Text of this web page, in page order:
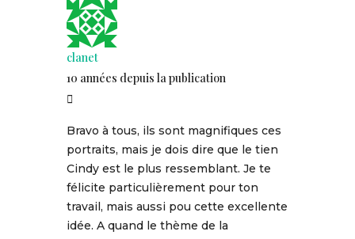
clanet
10 années depuis la publication
Bravo à tous, ils sont magnifiques ces
portraits, mais je dois dire que le tien
Cindy est le plus ressemblant. Je te
félicite particulièrement pour ton
travail, mais aussi pou cette excellente
idée. A quand le thème de la